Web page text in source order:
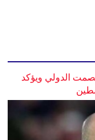
الدولي ويؤكد